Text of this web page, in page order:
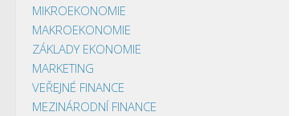
MIKROEKONOMIE
MAKROEKONOMIE
ZÁKLADY EKONOMIE
MARKETING
VEŘEJNÉ FINANCE
MEZINÁRODNÍ FINANCE